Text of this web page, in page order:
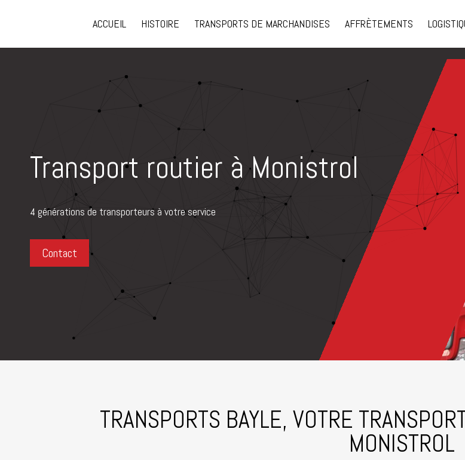
ACCUEIL HISTOIRE TRANSPORTS DE MARCHANDISES AFFRÈTEMENTS
Transport routier à Monistrol
4 générations de transporteurs à votre service
Contact
TRANSPORTS BAYLE, VOTRE
MONISTROL